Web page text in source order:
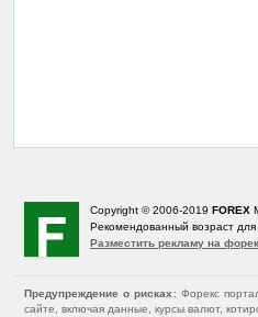
Copyright © 2006-2019 FOREX
Рекомендованный возраст
Разместить рекламу на
Предупреждение о рисках : Форекс
сайте, включая данные, курсы валют,